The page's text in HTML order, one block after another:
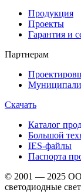
Продукция
Проекты
Гарантия и
Партнерам
Скачать
Каталог
Большой
IES-файлы
Паспорта
© 2001 — 2025
светодиодные